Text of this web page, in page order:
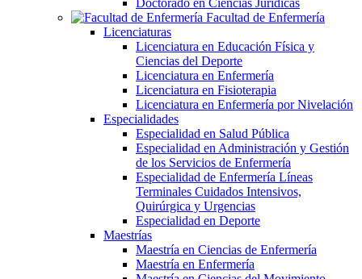
Doctorado en Ciencias Jurídicas
Facultad de Enfermería
Licenciaturas
Licenciatura en Educación Física y
Ciencias del Deporte
Licenciatura en Enfermería
Licenciatura en Fisioterapia
Licenciatura en Enfermería por Nivelación
Especialidades
Especialidad en Salud Pública
Especialidad en Administración y Gestión
de los Servicios de Enfermería
Especialidad de Enfermería Líneas
Terminales Cuidados Intensivos,
Quirúrgica y Urgencias
Especialidad en Deporte
Maestrías
Maestría en Ciencias de Enfermería
Maestría en Enfermería